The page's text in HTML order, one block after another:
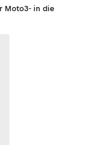
Moto3- in die